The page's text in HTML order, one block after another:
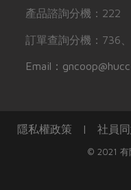
產品諮詢分機：222
訂單查詢分機：736
Email：
隱私權政策 | 社員
© 2021 有